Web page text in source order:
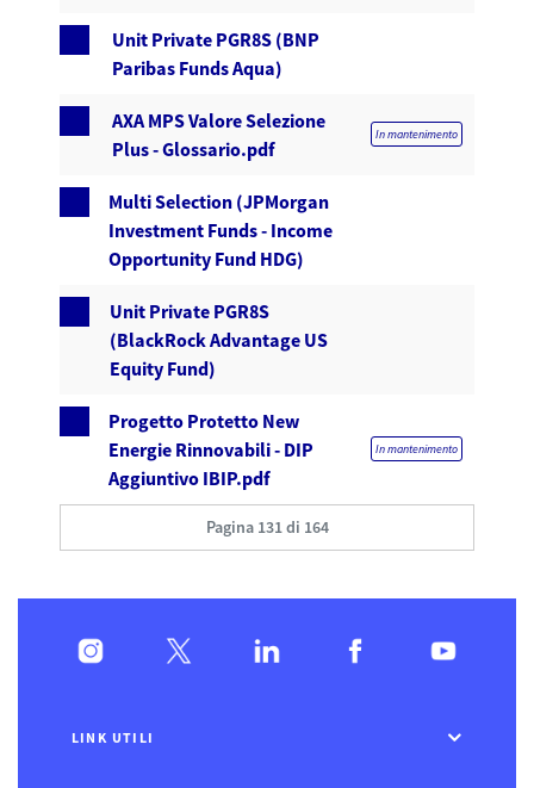
Unit Private PGR8S (BNP
Paribas Funds Aqua)
AXA MPS Valore Selezione
Plus - Glossario.pdf
In mantenimento
Multi Selection (JPMorgan
Investment Funds - Income
Opportunity Fund HDG)
Unit Private PGR8S
(BlackRock Advantage US
Equity Fund)
Progetto Protetto New
Energie Rinnovabili - DIP
Aggiuntivo IBIP.pdf
In mantenimento
Pagina 131 di 164
LINK UTILI